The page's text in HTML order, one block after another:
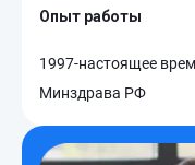
Опыт работы
1997-настоящее
Минздрава РФ